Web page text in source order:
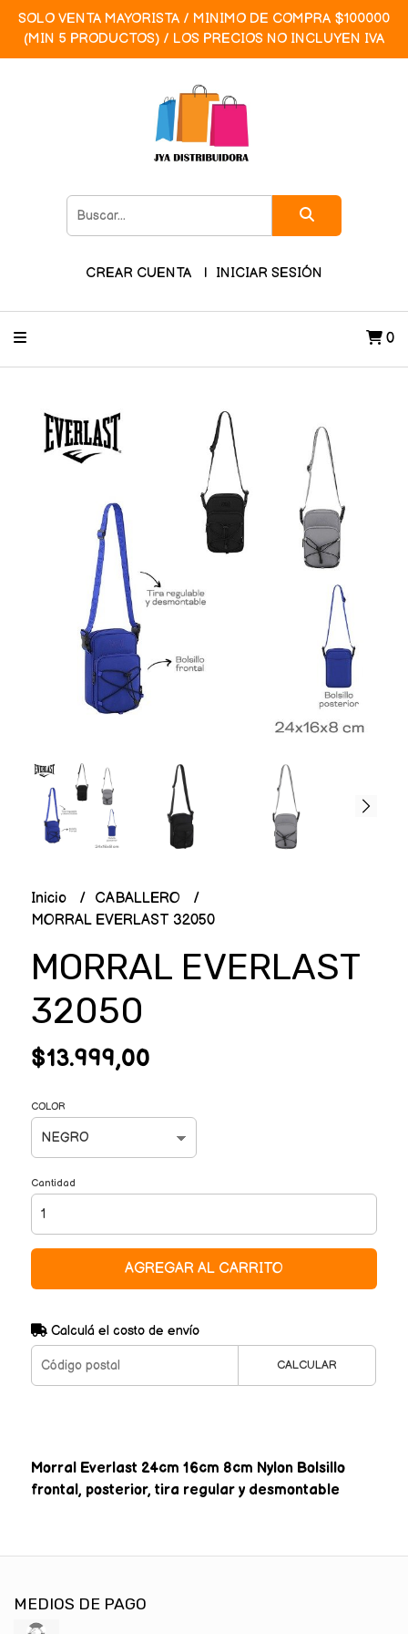
SOLO VENTA MAYORISTA / MINIMO DE COMPRA $100000
(MIN 5 PRODUCTOS) / LOS PRECIOS NO INCLUYEN IVA
CREAR CUENTA INICIAR SESIÓN
0
Inicio
CABALLERO
MORRAL EVERLAST 32050
MORRAL EVERLAST
32050
$13.999,00
COLOR
Cantidad
AGREGAR AL CARRITO
Calculá el costo de envío
CALCULAR
Morral Everlast 24cm 16cm 8cm Nylon Bolsillo
frontal, posterior, tira regular y desmontable
MEDIOS DE PAGO